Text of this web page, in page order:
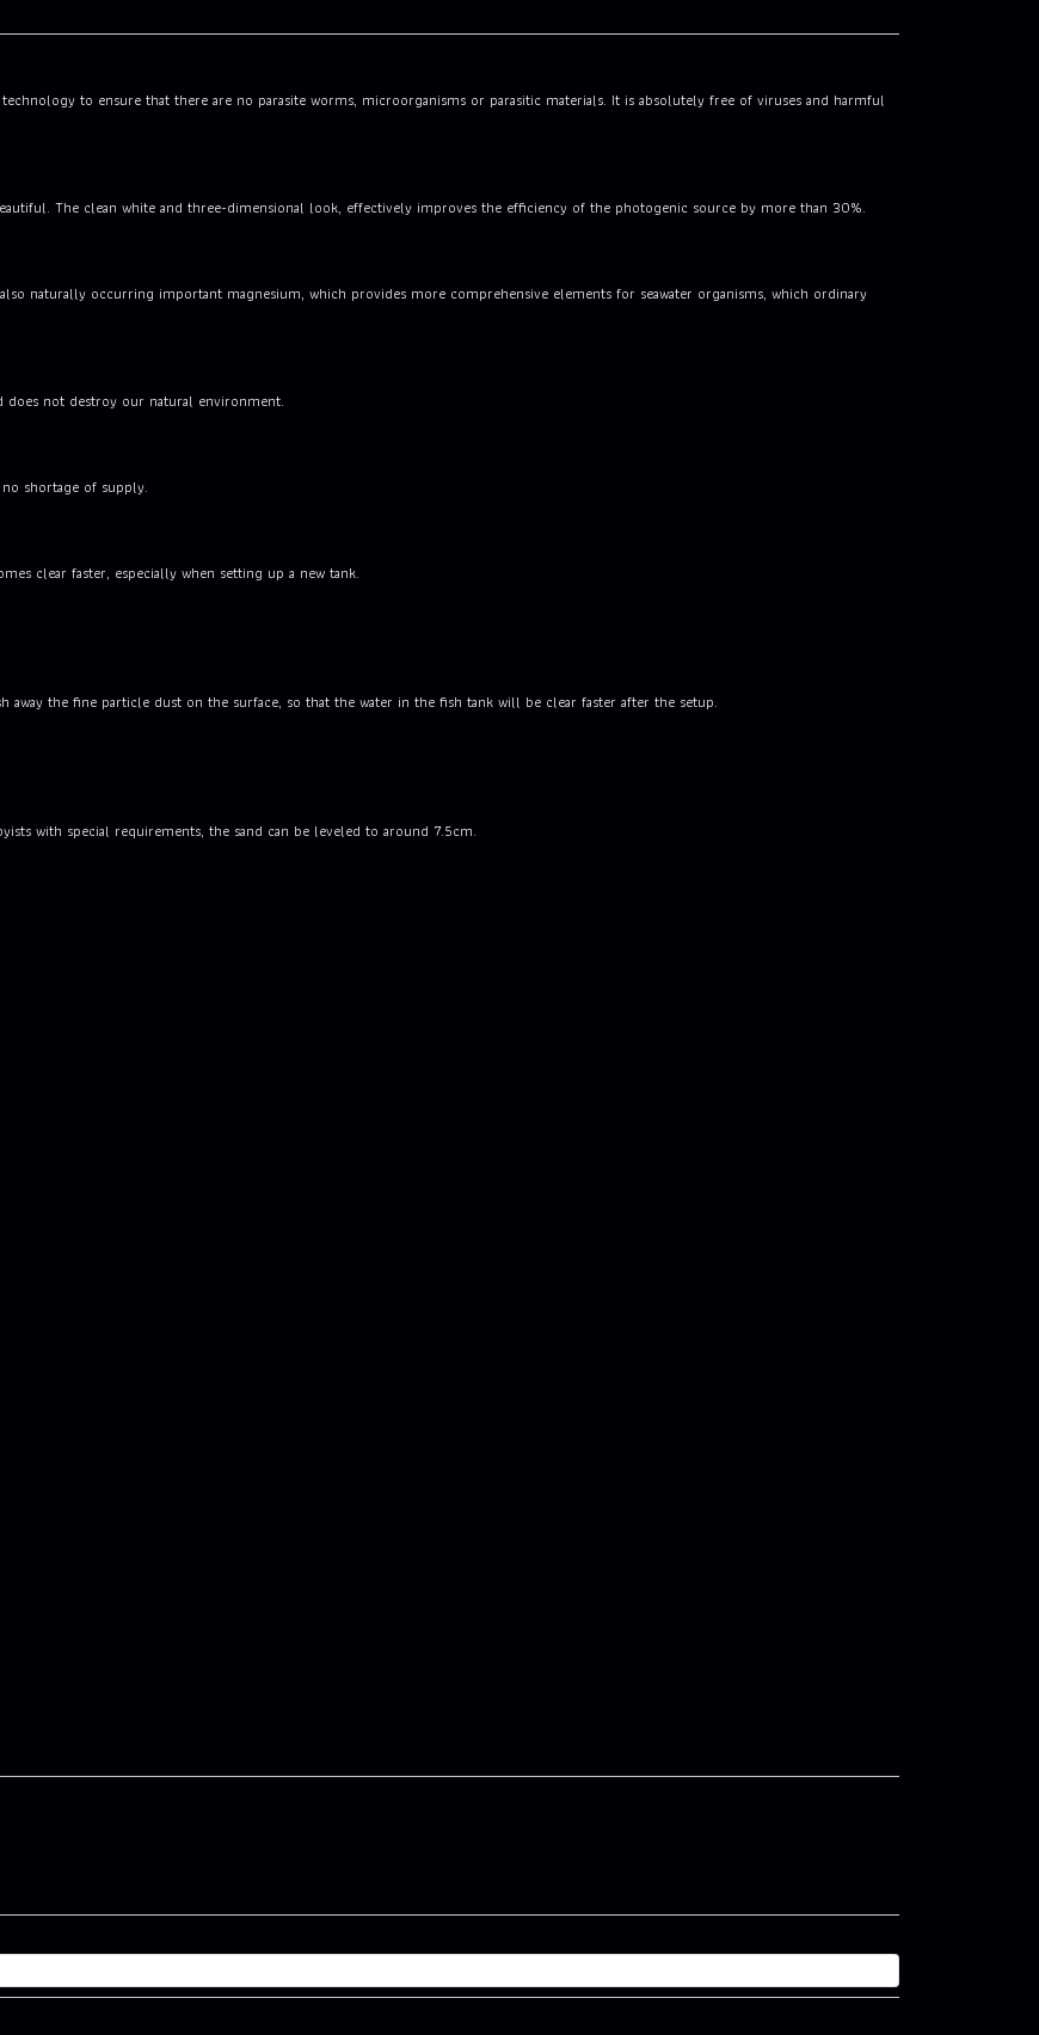
to ensure that there are no parasite worms, microorganisms or parasitic materials. It is absolutely free of viruses and harmful
The clean white and three-dimensional look, effectively improves the efficiency of the photogenic source by more than 30%.
naturally occurring important magnesium, which provides more comprehensive elements for seawater organisms, which ordinary
not destroy our natural environment.
shortage of supply.
clear faster, especially when setting up a new tank.
away the fine particle dust on the surface, so that the water in the fish tank will be clear faster after the setup.
with special requirements, the sand can be leveled to around 7.5cm.